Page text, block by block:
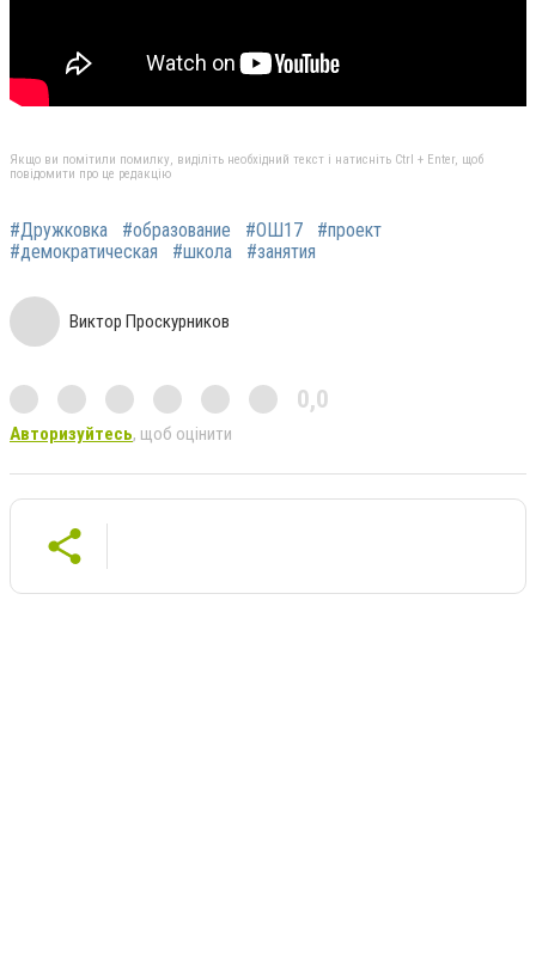
Якщо ви помітили помилку, виділіть необхідний текст і натисніть Ctrl + Enter, щоб
повідомити про це редакцію
#Дружковка #образование #ОШ17
#проект
#демократическая
#школа #занятия
Виктор Проскурников
0,0
Авторизуйтесь, щоб оцінити